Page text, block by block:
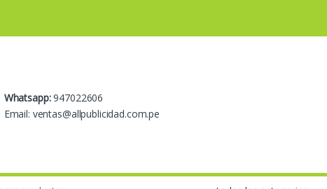
Whatsapp:947022606
Email: ventas@allpublicidad.com.pe